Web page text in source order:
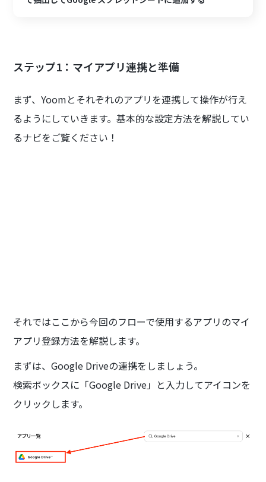
ステップ1：マイアプリ連携と準備
まず、Yoomとそれぞれのアプリを連携して操作が行え
るようにしていきます。基本的な設定方法を解説してい
るナビをご覧ください！
それではここから今回のフローで使用するアプリのマイ
アプリ登録方法を解説します。
まずは、Google Driveの連携をしましょう。
検索ボックスに「Google Drive」と入力してアイコンを
クリックします。